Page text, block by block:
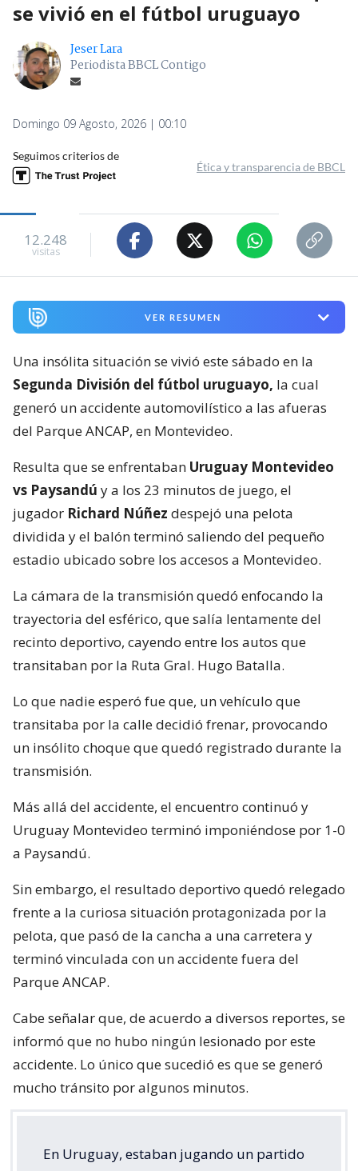
se vivió en el fútbol uruguayo
Jeser Lara
Periodista BBCL Contigo
Domingo 09 Agosto, 2026 | 00:10
Seguimos criterios de
Ética y transparencia de BBCL
12.248
visitas
VER RESUMEN
Una insólita situación se vivió este sábado en la
Segunda División del fútbol uruguayo, la cual
generó un accidente automovilístico a las afueras
del Parque ANCAP, en Montevideo.
Resulta que se enfrentaban Uruguay Montevideo
vs Paysandú y a los 23 minutos de juego, el
jugador Richard Núñez despejó una pelota
dividida y el balón terminó saliendo del pequeño
estadio ubicado sobre los accesos a Montevideo.
La cámara de la transmisión quedó enfocando la
trayectoria del esférico, que salía lentamente del
recinto deportivo, cayendo entre los autos que
transitaban por la Ruta Gral. Hugo Batalla.
Lo que nadie esperó fue que, un vehículo que
transitaba por la calle decidió frenar, provocando
un insólito choque que quedó registrado durante la
transmisión.
Más allá del accidente, el encuentro continuó y
Uruguay Montevideo terminó imponiéndose por 1-0
a Paysandú.
Sin embargo, el resultado deportivo quedó relegado
frente a la curiosa situación protagonizada por la
pelota, que pasó de la cancha a una carretera y
terminó vinculada con un accidente fuera del
Parque ANCAP.
Cabe señalar que, de acuerdo a diversos reportes, se
informó que no hubo ningún lesionado por este
accidente. Lo único que sucedió es que se generó
mucho tránsito por algunos minutos.
En Uruguay, estaban jugando un partido